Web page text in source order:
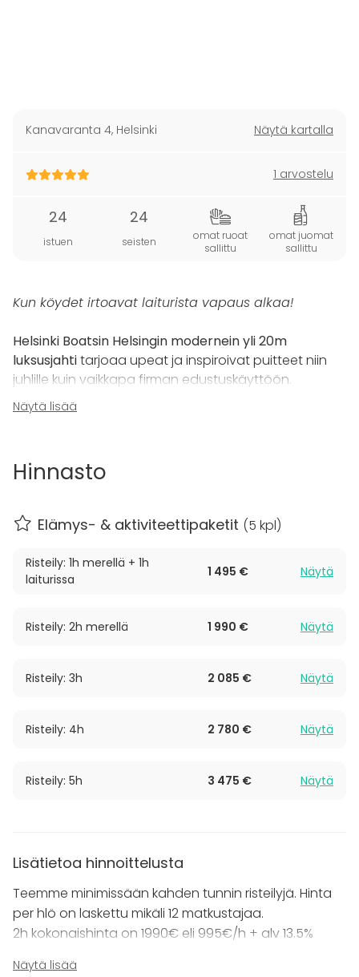
Kanavaranta 4, Helsinki Näytä kartalla
1 arvostelu
24
istuen
24
seisten
omat ruoat
sallittu
omat juomat
sallittu
Kun köydet irtoavat laiturista vapaus alkaa!
Helsinki Boatsin Helsingin modernein yli 20m
luksusjahtitarjoaa upeat ja inspiroivat puitteet niin
juhlille kuin vaikkapa firman edustuskäyttöön.
Viihtyisän ja modernin jahdin kyytiin mahtuu
asiansa osaava kapteeni ja kokki/host, joka pitää
Helsinki Boats on toteuttanut risteilyjä myös kahdella
osio alempana!
äänentoistojärjestelmä jokaisessa hytissä, loungessa
kuin tilaisuuteen - kysythän lisää eri vaihtoehdoista!
satamassa 16.
Veneeseen mahtuu yöpymään 6 henkilöä.
Risteilyyn on mahdollista myös yhdistää saunominen
Näytä lisää
Hinnasto
Elämys- & aktiviteettipaketit (5 kpl)
Risteily: 1h merellä + 1h
laiturissa
1 495 € Näytä
Risteily: 2h merellä 1 990 € Näytä
Risteily: 3h 2 085 € Näytä
Risteily: 4h 2 780 € Näytä
Risteily: 5h 3 475 € Näytä
Lisätietoa hinnoittelusta
Teemme minimissään kahden tunnin risteilyjä. Hinta
per hlö on laskettu mikäli 12 matkustajaa.
2h kokonaishinta on 1990€ eli 995€/h + alv 13.5%
Näytä lisää